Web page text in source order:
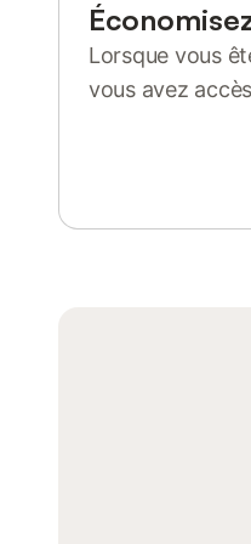
Lorsque vous
vous avez